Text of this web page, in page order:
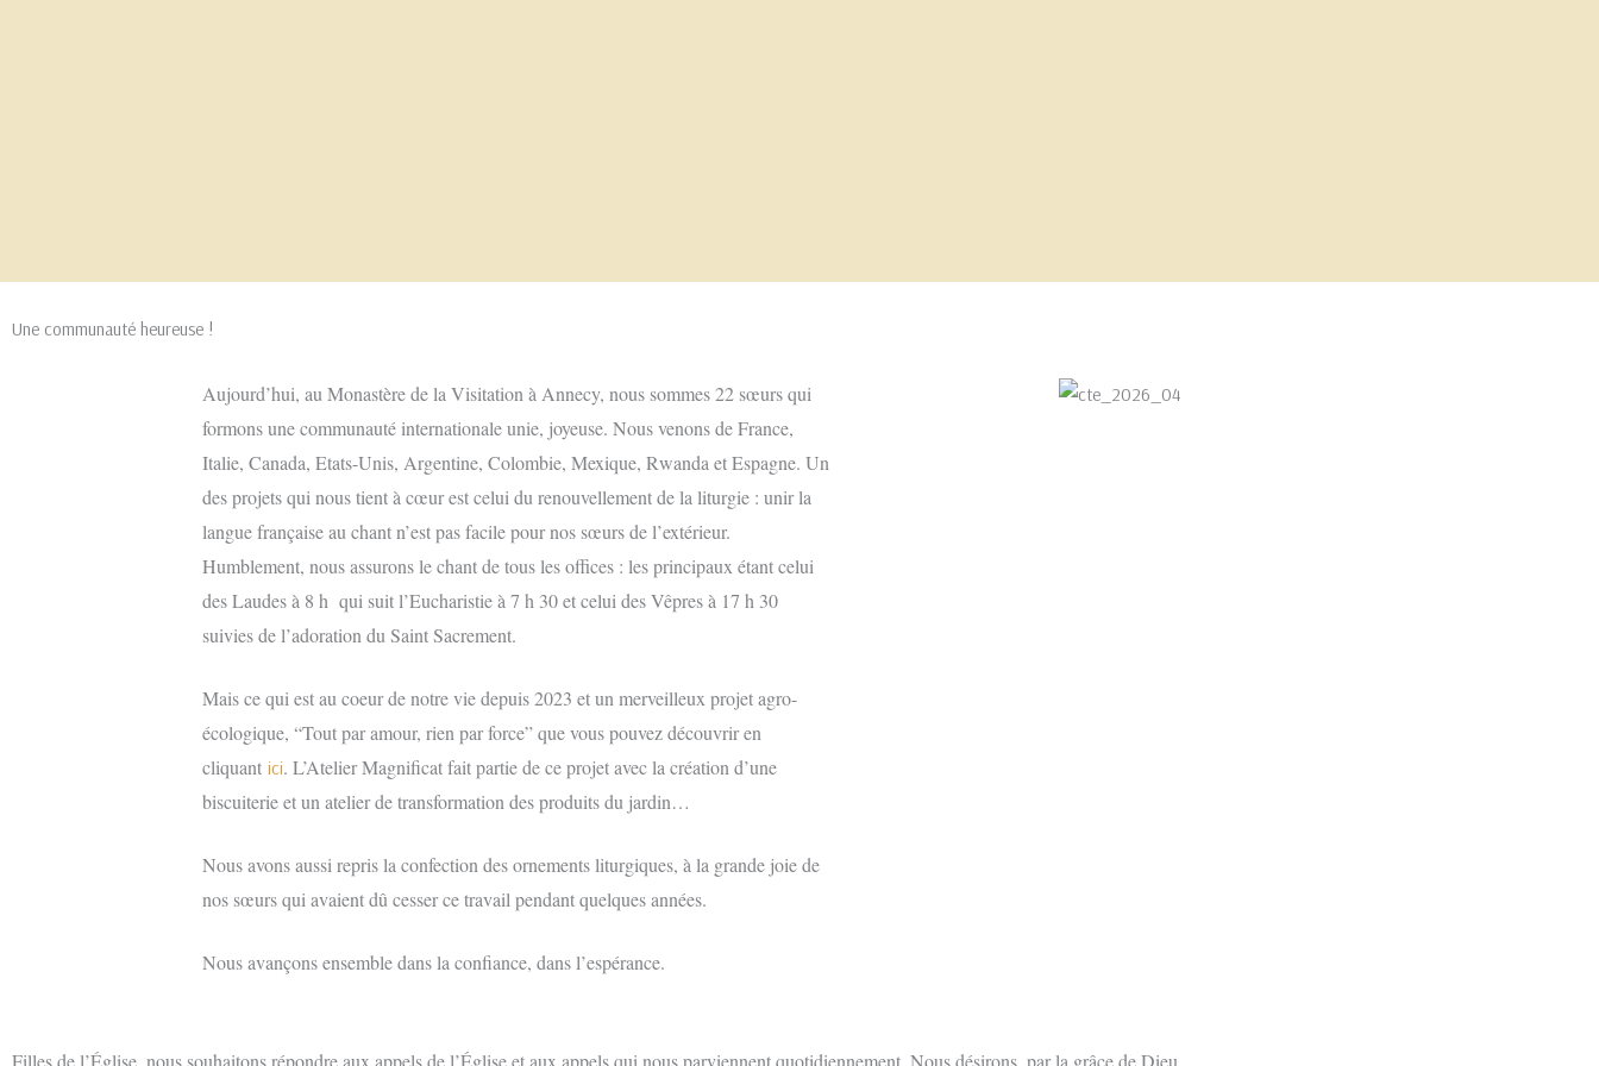
Une communauté heureuse !
Aujourd’hui, au Monastère de la Visitation à Annecy, nous sommes 22 sœurs qui
formons une communauté internationale unie, joyeuse. Nous venons de France,
Italie, Canada, Etats-Unis, Argentine, Colombie, Mexique, Rwanda et Espagne. Un
des projets qui nous tient à cœur est celui du renouvellement de la liturgie : unir la
langue française au chant n’est pas facile pour nos sœurs de l’extérieur.
Humblement, nous assurons le chant de tous les offices : les principaux étant celui
des Laudes à 8 h qui suit l’Eucharistie à 7 h 30 et celui des Vêpres à 17 h 30
suivies de l’adoration du Saint Sacrement.
Mais ce qui est au coeur de notre vie depuis 2023 et un merveilleux projet agro-
écologique, “Tout par amour, rien par force” que vous pouvez découvrir en
cliquant ici. L’Atelier Magnificat fait partie de ce projet avec la création d’une
biscuiterie et un atelier de transformation des produits du jardin…
Nous avons aussi repris la confection des ornements liturgiques, à la grande joie de
nos sœurs qui avaient dû cesser ce travail pendant quelques années.
Nous avançons ensemble dans la confiance, dans l’espérance.
Filles de l’Église, nous souhaitons répondre aux appels de l’Église et aux appels qui nous parviennent quotidiennement. Nous désirons, par la grâce de Dieu,